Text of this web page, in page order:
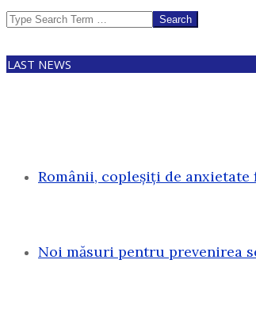
Search
LAST NEWS
Românii, copleșiți de
Noi măsuri pentru prevenirea